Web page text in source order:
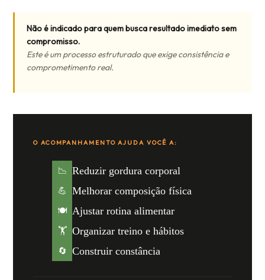
Não é indicado para quem busca resultado imediato sem
compromisso.
Este é um processo estruturado que exige consistência e
comprometimento real.
O ACOMPANHAMENTO AJUDA VOCÊ A:
📉 Reduzir gordura corporal
💪 Melhorar composição física
🍽️ Ajustar rotina alimentar
🏋️ Organizar treino e hábitos
🔄 Construir constância